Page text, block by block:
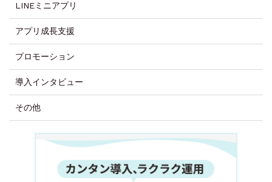
LINEミニアプリ
アプリ成長支援
プロモーション
導入インタビュー
その他